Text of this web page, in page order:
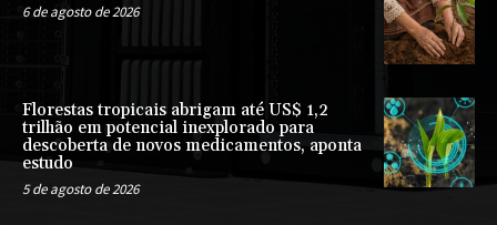
6 de agosto de 2026
Florestas tropicais abrigam até US$ 1,2
trilhão em potencial inexplorado para
descoberta de novos medicamentos, aponta
estudo
5 de agosto de 2026